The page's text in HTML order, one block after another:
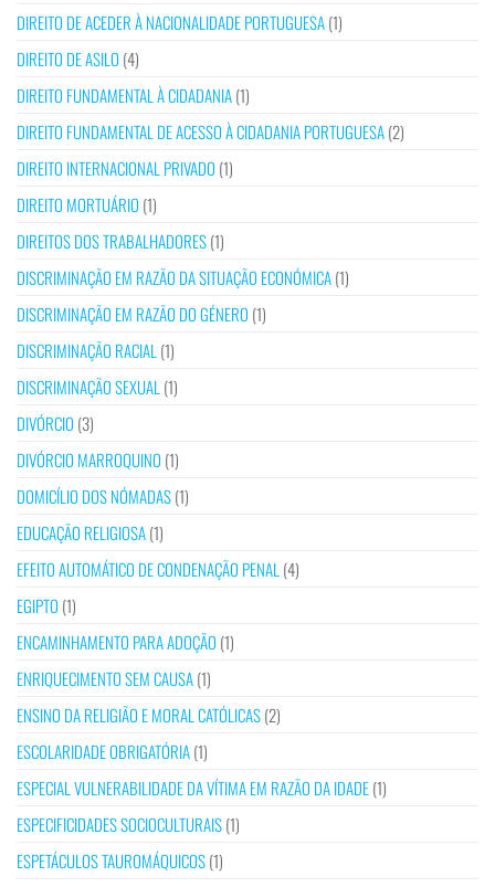
DIREITO DE ACEDER À NACIONALIDADE PORTUGUESA(1)
DIREITO DE ASILO (4)
DIREITO FUNDAMENTAL À CIDADANIA(1)
DIREITO FUNDAMENTAL DE ACESSO À CIDADANIA PORTUGUESA(2)
DIREITO INTERNACIONAL PRIVADO (1)
DIREITO MORTUÁRIO (1)
DIREITOS DOS TRABALHADORES(1)
DISCRIMINAÇÃO EM RAZÃO DA SITUAÇÃO ECONÓMICA(1)
DISCRIMINAÇÃO EM RAZÃO DO GÉNERO (1)
DISCRIMINAÇÃO RACIAL (1)
DISCRIMINAÇÃO SEXUAL (1)
DIVÓRCIO (3)
DIVÓRCIO MARROQUINO (1)
DOMICÍLIO DOS NÓMADAS(1)
EDUCAÇÃO RELIGIOSA(1)
EFEITO AUTOMÁTICO DE CONDENAÇÃO PENAL (4)
EGIPTO (1)
ENCAMINHAMENTO PARA ADOÇÃO (1)
ENRIQUECIMENTO SEM CAUSA(1)
ENSINO DA RELIGIÃO E MORAL CATÓLICAS(2)
ESCOLARIDADE OBRIGATÓRIA(1)
ESPECIAL VULNERABILIDADE DA VÍTIMA EM RAZÃO DA IDADE(1)
ESPECIFICIDADES SOCIOCULTURAIS(1)
ESPETÁCULOS TAUROMÁQUICOS(1)